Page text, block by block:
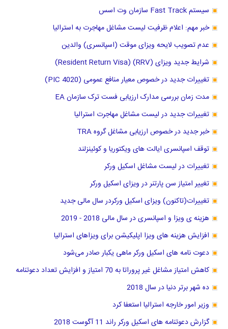
سیستم Fast Track سازمان وت اسس
خبر مهم: اعلام ظرفیت لیست مشاغل مهاجرت به استرالیا
عدم تصویب لایحه ویزای موقت (اسپانسری) والدین
شرایط جدید ویزای (RRV) (Resident Return Visa)
تغییرات جدید در خصوص معیار منافع عمومی (PIC 4020)
مدت زمان بررسی مدارک ارزیابی فست ترک سازمان EA
تغییرات جدید در لیست مشاغل مهاجرت استرالیا
خبر جدید در خصوص ارزیابی مشاغل گروه TRA
توقف اسپانسری ایالت های ویکتوریا و کوئینزلند
تغییرات در لیست مشاغل اسکیل ورکر
تغییر امتیاز سن پارتنر در ویزای اسکیل ورکر
تغییرات(تاکنون) ویزای اسکیل ورکردر سال مالی جدید
هزینه ی ویزا و اسپانسری در سال مالی 2018 - 2019
افزایش هزینه های ویزا اپلیکیشن برای ویزاهای استرالیا
دعوت نامه های اسکیل ورکر ماهی یکبار صادر می‌شود
کاهش امتیاز مشاغل غیر پروراتا به 70 امتیاز و افزایش تعداد دعوتنامه
ده شهر برتر دنیا در سال 2018
وزیر امور خارجه استرالیا استعفا کرد
گزارش دعوتنامه های اسکیل ورکر راند 11 آگوست 2018